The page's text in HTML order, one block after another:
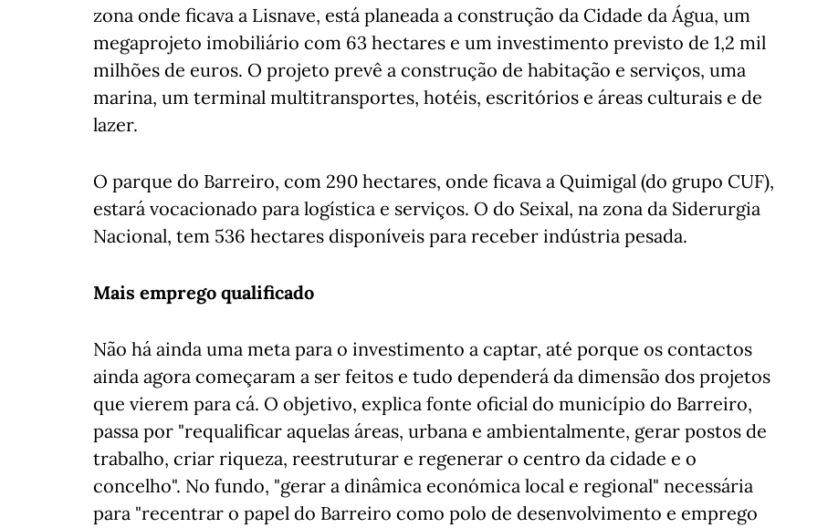
zona onde ficava a Lisnave, está planeada a construção da Cidade da Água, um
megaprojeto imobiliário com 63 hectares e um investimento previsto de 1,2 mil
milhões de euros. O projeto prevê a construção de habitação e serviços, uma
marina, um terminal multitransportes, hotéis, escritórios e áreas culturais e de
lazer.
O parque do Barreiro, com 290 hectares, onde ficava a Quimigal (do grupo CUF),
estará vocacionado para logística e serviços. O do Seixal, na zona da Siderurgia
Nacional, tem 536 hectares disponíveis para receber indústria pesada.
Mais emprego qualificado
Não há ainda uma meta para o investimento a captar, até porque os contactos
ainda agora começaram a ser feitos e tudo dependerá da dimensão dos projetos
que vierem para cá. O objetivo, explica fonte oficial do município do Barreiro,
passa por "requalificar aquelas áreas, urbana e ambientalmente, gerar postos de
trabalho, criar riqueza, reestruturar e regenerar o centro da cidade e o
concelho". No fundo, "gerar a dinâmica económica local e regional" necessária
para "recentrar o papel do Barreiro como polo de desenvolvimento e emprego